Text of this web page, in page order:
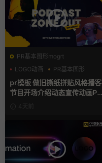
PR基本图形mogrt
LOGO动画
PR基本图形
复古风
pr模板 做旧撕纸拼贴风格播客
节目开场介绍动态宣传动画PR
模版4天前